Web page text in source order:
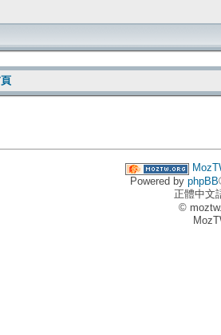
Powered by phpBB
正體中文
©